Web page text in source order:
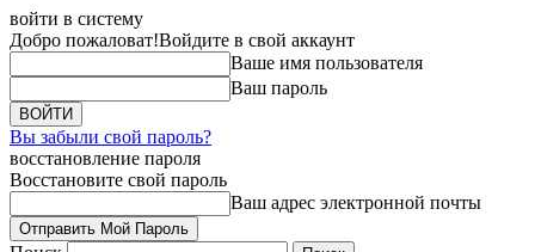
войти в систему
Добро пожаловат!Войдите в свой аккаунт
Ваше имя пользователя
Ваш пароль
Вы забыли свой пароль?
восстановление пароля
Восстановите свой пароль
Ваш адрес электронной почты